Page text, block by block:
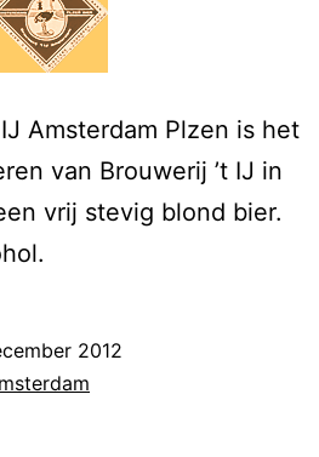
Amsterdam Plzen is het
van Brouwerij ’t IJ in
vrij stevig blond bier.
2012